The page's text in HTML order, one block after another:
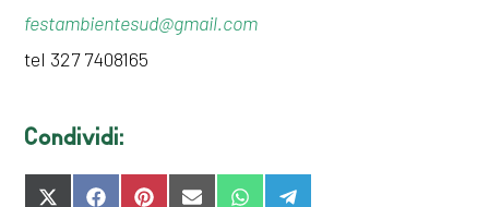
festambientesud@gmail.com
tel 327 7408165
Condividi:
SHARE SHARE SHARE SHARE SHARE SHARE